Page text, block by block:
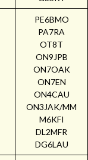
PE6BMO
PA7RA
OT8T
ON9JPB
ON7OAK
ON7EN
ON4CAU
ON3JAK/MM
M6KFI
DL2MFR
DG6LAU